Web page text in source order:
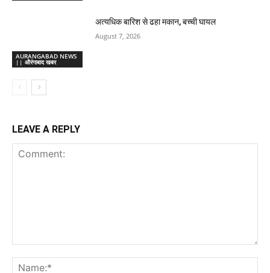
AURANGABAD NEWS
|| औरंगाबाद खबर
अत्यधिक बारिश से ढहा मकान, बच्ची घायल
August 7, 2026
LEAVE A REPLY